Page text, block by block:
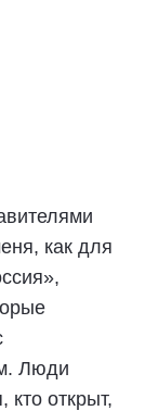
как для
Люди
кто открыт,